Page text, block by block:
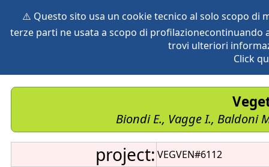
⚠️ Questo sito usa un cookie tecnico al solo scopo di
terze parti ne usata a scopo di
trovi ulteriori
Click
vegetation global db
Biondi E., Vagge I., Baldoni
project: VEGVEN#6112